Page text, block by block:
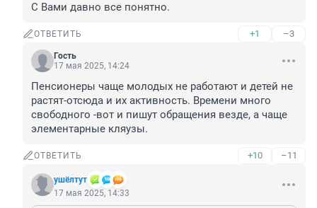
С Вами давно все понятно.
ОТВЕТИТЬ +1 –3
Гость
17 мая 2025, 14:24
Пенсионеры чаще молодых не работают и детей не
растят-отсюда и их активность. Времени много
свободного -вот и пишут обращения везде, а чаще
элементарные кляузы.
ОТВЕТИТЬ +10 –11
ушёлтут
17 мая 2025, 14:33